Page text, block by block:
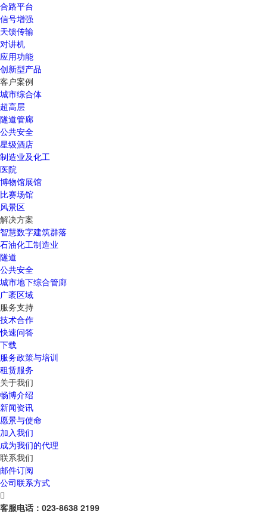
合路平台
信号增强
天馈传输
对讲机
应用功能
创新型产品
客户案例
城市综合体
超高层
隧道管廊
公共安全
星级酒店
制造业及化工
医院
博物馆展馆
比赛场馆
风景区
解决方案
智慧数字建筑群落
石油化工制造业
隧道
公共安全
城市地下综合管廊
广袤区域
服务支持
技术合作
快速问答
下载
服务政策与培训
租赁服务
关于我们
畅博介绍
新闻资讯
愿景与使命
加入我们
成为我们的代理
联系我们
邮件订阅
公司联系方式

客服电话： 023-8638 2199